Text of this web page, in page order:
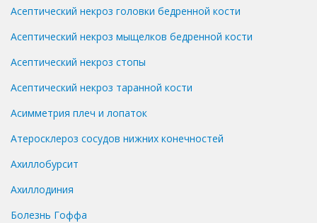
Асептический некроз головки бедренной кости
Асептический некроз мыщелков бедренной кости
Асептический некроз стопы
Асептический некроз таранной кости
Асимметрия плеч и лопаток
Атеросклероз сосудов нижних конечностей
Ахиллобурсит
Ахиллодиния
Болезнь Гоффа